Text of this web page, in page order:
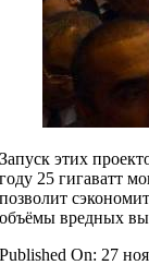
Запуск этих
году 25 гигаватт
позволит
объёмы вредных
Published On: 27